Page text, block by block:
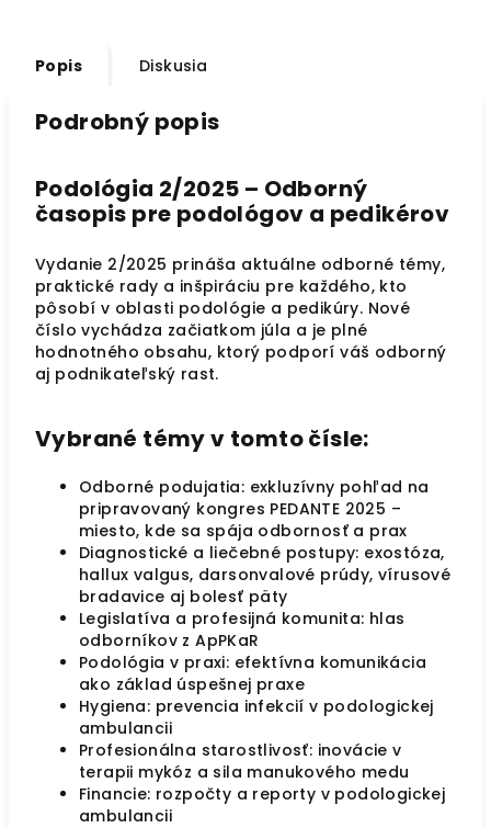
Popis Diskusia
Podrobný popis
Podológia 2/2025 – Odborný
časopis pre podológov a pedikérov
Vydanie 2/2025 prináša aktuálne odborné témy,
praktické rady a inšpiráciu pre každého, kto
pôsobí v oblasti podológie a pedikúry. Nové
číslo vychádza začiatkom júla a je plné
hodnotného obsahu, ktorý podporí váš odborný
aj podnikateľský rast.
Vybrané témy v tomto čísle:
Odborné podujatia: exkluzívny pohľad na
pripravovaný kongres PEDANTE 2025 –
miesto, kde sa spája odbornosť a prax
Diagnostické a liečebné postupy: exostóza,
hallux valgus, darsonvalové prúdy, vírusové
bradavice aj bolesť päty
Legislatíva a profesijná komunita: hlas
odborníkov z ApPKaR
Podológia v praxi: efektívna komunikácia
ako základ úspešnej praxe
Hygiena: prevencia infekcií v podologickej
ambulancii
Profesionálna starostlivosť: inovácie v
terapii mykóz a sila manukového medu
Financie: rozpočty a reporty v podologickej
ambulancii